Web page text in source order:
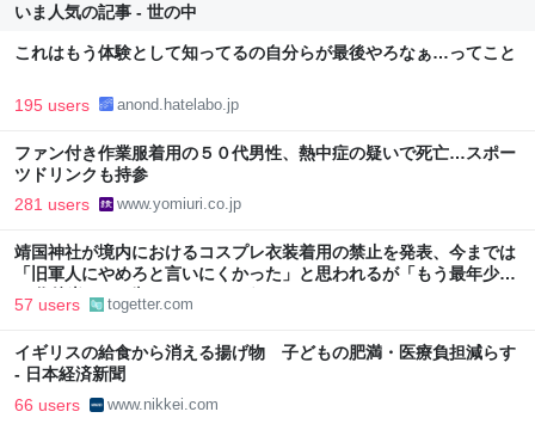
いま人気の記事 - 世の中
これはもう体験として知ってるの自分らが最後やろなぁ…ってこと
195 users anond.hatelabo.jp
ファン付き作業服着用の５０代男性、熱中症の疑いで死亡…スポー
ツドリンクも持参
281 users www.yomiuri.co.jp
靖国神社が境内におけるコスプレ衣装着用の禁止を発表、今までは
「旧軍人にやめろと言いにくかった」と思われるが「もう最年少で
90代後半や100歳オーバーだろうしなぁ」
57 users togetter.com
イギリスの給食から消える揚げ物 子どもの肥満・医療負担減らす
- 日本経済新聞
66 users www.nikkei.com